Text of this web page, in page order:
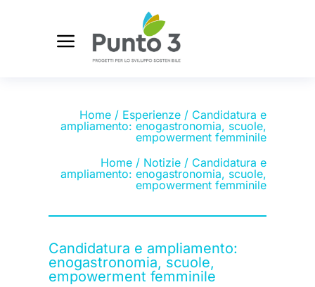
Home / Esperienze / Candidatura e
ampliamento: enogastronomia, scuole,
empowerment femminile
Home / Notizie / Candidatura e
ampliamento: enogastronomia, scuole,
empowerment femminile
Candidatura e ampliamento:
enogastronomia, scuole,
empowerment femminile